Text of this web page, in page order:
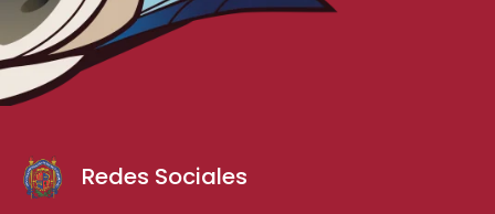
Redes Sociales